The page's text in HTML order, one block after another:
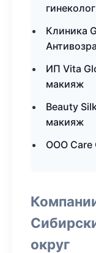
Клиника
ИП Vita
макияж
Beauty
макияж
ООО Care
округ